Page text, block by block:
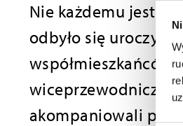
Nie każdemu jest
odbyło się
akompaniowali pan